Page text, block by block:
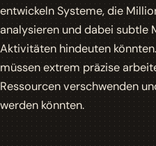
entwickeln Systeme, die
analysieren und dabei subtle
Aktivitäten hindeuten
müssen extrem präzise
Ressourcen verschwenden
werden könnten.